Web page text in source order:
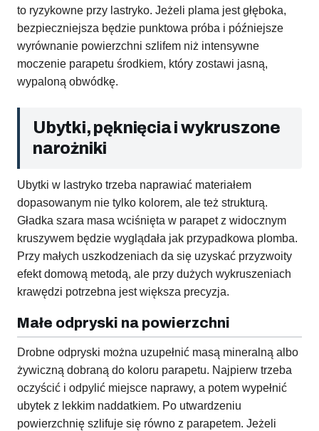
to ryzykowne przy lastryko. Jeżeli plama jest głęboka,
bezpieczniejsza będzie punktowa próba i późniejsze
wyrównanie powierzchni szlifem niż intensywne
moczenie parapetu środkiem, który zostawi jasną,
wypaloną obwódkę.
Ubytki, pęknięcia i wykruszone
narożniki
Ubytki w lastryko trzeba naprawiać materiałem
dopasowanym nie tylko kolorem, ale też strukturą.
Gładka szara masa wciśnięta w parapet z widocznym
kruszywem będzie wyglądała jak przypadkowa plomba.
Przy małych uszkodzeniach da się uzyskać przyzwoity
efekt domową metodą, ale przy dużych wykruszeniach
krawędzi potrzebna jest większa precyzja.
Małe odpryski na powierzchni
Drobne odpryski można uzupełnić masą mineralną albo
żywiczną dobraną do koloru parapetu. Najpierw trzeba
oczyścić i odpylić miejsce naprawy, a potem wypełnić
ubytek z lekkim naddatkiem. Po utwardzeniu
powierzchnię szlifuje się równo z parapetem. Jeżeli